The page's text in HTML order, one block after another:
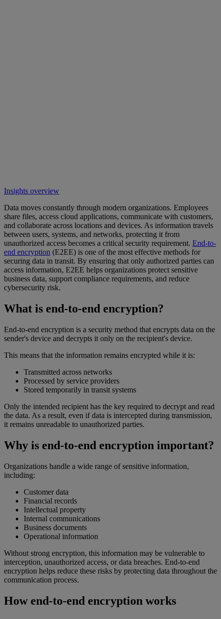
Insights overview
Data moves constantly through modern organizations. Employees
share files, access cloud applications, communicate with customers,
and collaborate across locations and devices. As information travels
between users, systems, and networks, protecting it from
unauthorized access becomes a critical security requirement. End-to-
end encryption (E2EE) is one of the most effective methods for
securing data in transit. By ensuring that only authorized parties can
access information, E2EE helps organizations protect sensitive
business data, support compliance requirements, and reduce
cybersecurity risk.
What is end-to-end encryption?
End-to-end encryption is a security method that encrypts data on the
sender's device and decrypts it only on the recipient's device.
This means that the information remains encrypted while it is:
Transmitted across networks
Processed by service providers
Stored temporarily in transit systems
Only the intended recipient has the key required to decrypt and read
the data. As a result, even if data is intercepted during transmission,
it remains unreadable to unauthorized parties.
Why is end-to-end encryption important?
Organizations handle a wide range of sensitive information,
including:
Customer data
Financial records
Intellectual property
Internal communications
Business documents
Operational information
Without strong encryption, this information may be vulnerable to
interception, unauthorized access, or data breaches. End-to-end
encryption helps reduce these risks by protecting data throughout the
communication process.
How end-to-end encryption works